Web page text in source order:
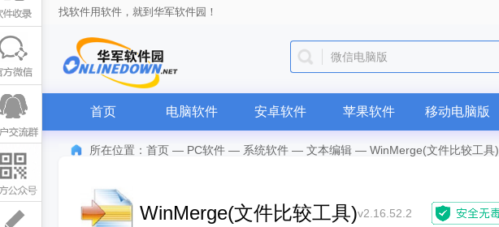
找软件用软件，就到华军软件园！
微信电脑版
首页 电脑软件 安卓软件 苹果软件 移动电脑版
所在位置： 首页 — PC软件 — 系统软件 — 文本编辑 — WinMerge(文件比较工具)
WinMerge(文件比较工具)v2.16.52.2